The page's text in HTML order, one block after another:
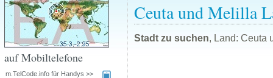
Ceuta und Melilla
Stadt zu suchen, Land: Ceuta
auf Mobiltelefone
m.TelCode.info für Handys >>